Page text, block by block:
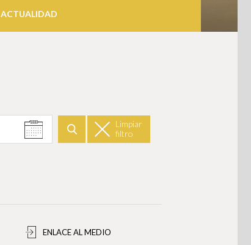
ACTUALIDAD
Limpiar
filtro
ENLACE AL MEDIO